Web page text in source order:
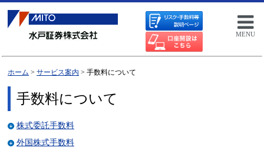
MENU
ホーム > サービス案内 > 手数料について
手数料について
株式委託手数料
外国株式手数料